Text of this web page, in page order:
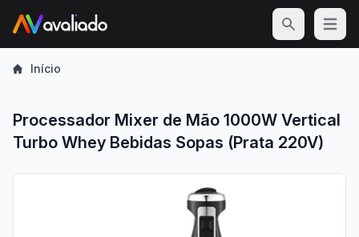
Open
Início
Processador Mixer de Mão 1000W Vertical
Turbo Whey Bebidas Sopas (Prata 220V)